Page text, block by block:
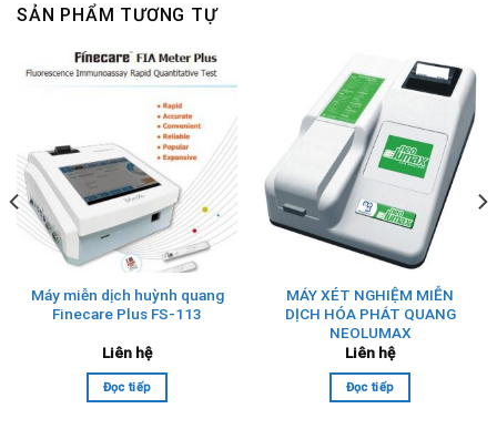
SẢN PHẨM TƯƠNG TỰ
Máy miễn dịch huỳnh quang
Finecare Plus FS-113
Liên hệ
Đọc tiếp
MÁY XÉT NGHIỆM MIỄN
DỊCH HÓA PHÁT QUANG
NEOLUMAX
Liên hệ
Đọc tiếp